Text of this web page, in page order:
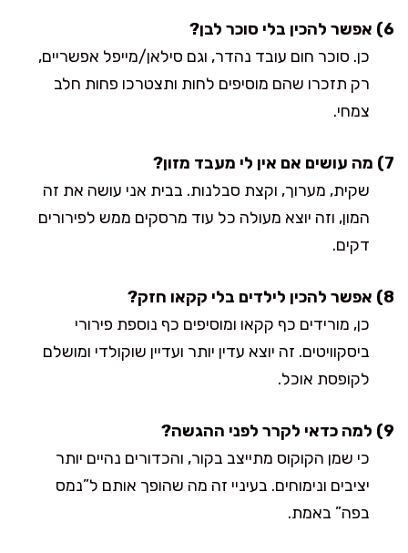
6) אפשר להכין בלי סוכר לבן?
כן. סוכר חום עובד נהדר, וגם סילאן/מייפל אפשריים,
רק תזכרו שהם מוסיפים לחות ותצטרכו פחות חלב
צמחי.
7) מה עושים אם אין לי מעבד מזון?
שקית, מערוך, וקצת סבלנות. בבית אני עושה את זה
המון, וזה יוצא מעולה כל עוד מרסקים ממש לפירורים
דקים.
8) אפשר להכין לילדים בלי קקאו חזק?
כן, מורידים כף קקאו ומוסיפים כף נוספת פירורי
ביסקוויטים. זה יוצא עדין יותר ועדיין שוקולדי ומושלם
לקופסת אוכל.
9) למה כדאי לקרר לפני ההגשה?
כי שמן הקוקוס מתייצב בקור, והכדורים נהיים יותר
יציבים ונימוחים. בעיניי זה מה שהופך אותם ל”נמס
בפה” באמת.